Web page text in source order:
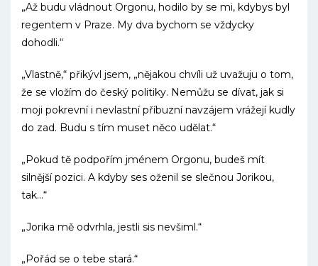
„Až budu vládnout Orgonu, hodilo by se mi, kdybys byl
regentem v Praze. My dva bychom se vždycky
dohodli.“
„Vlastně,“ přikývl jsem, „nějakou chvíli už uvažuju o tom,
že se vložím do český politiky. Nemůžu se dívat, jak si
moji pokrevní i nevlastní příbuzní navzájem vrážejí kudly
do zad. Budu s tím muset něco udělat.“
„Pokud tě podpořím jménem Orgonu, budeš mít
silnější pozici. A kdyby ses oženil se slečnou Jorikou,
tak…“
„Jorika mě odvrhla, jestli sis nevšiml.“
„Pořád se o tebe stará.“